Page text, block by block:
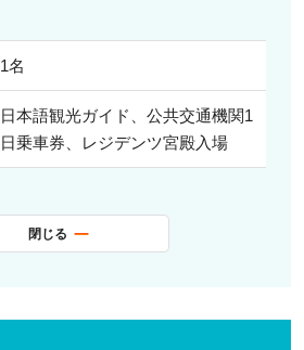
1名
日本語観光ガイド、公共交通機関1
日乗車券、レジデンツ宮殿入場
閉じる